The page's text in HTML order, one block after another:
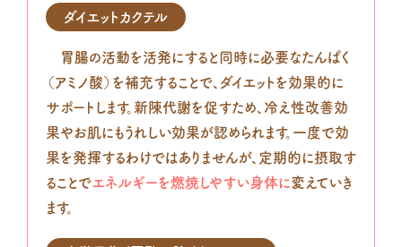
ダイエットカクテル
胃腸の活動を活発にすると同時に必要なたんぱく
（アミノ酸）を補充することで、ダイエットを効果的に
サポートします。新陳代謝を促すため、冷え性改善効
果やお肌にもうれしい効果が認められます。一度で効
果を発揮するわけではありませんが、定期的に摂取す
ることでエネルギーを燃焼しやすい身体に変えていき
ます。